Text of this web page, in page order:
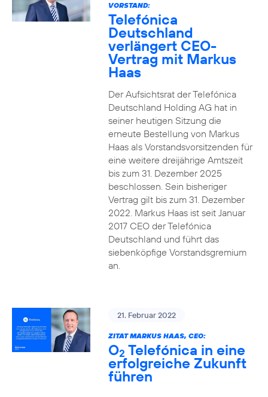
VORSTAND:
Telefónica
Deutschland
verlängert CEO-
Vertrag mit Markus
Haas
Der Aufsichtsrat der Telefónica
Deutschland Holding AG hat in
seiner heutigen Sitzung die
erneute Bestellung von Markus
Haas als Vorstandsvorsitzenden für
eine weitere dreijährige Amtszeit
bis zum 31. Dezember 2025
beschlossen. Sein bisheriger
Vertrag gilt bis zum 31. Dezember
2022. Markus Haas ist seit Januar
2017 CEO der Telefónica
Deutschland und führt das
siebenköpfige Vorstandsgremium
an.
21. Februar 2022
ZITAT MARKUS HAAS, CEO:
O2 Telefónica in eine
erfolgreiche Zukunft
führen